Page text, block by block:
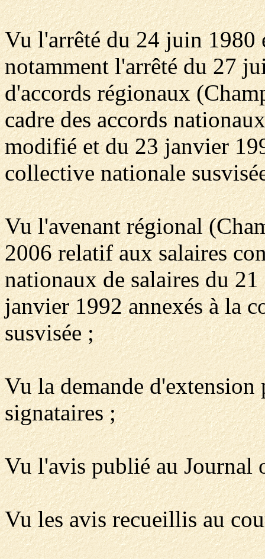
Vu l'arrêté du 24 juin 1980
notamment l'arrêté du 27
d'accords régionaux
cadre des accords
modifié et du 23 janvier
collective nationale
Vu l'avenant régional
2006 relatif aux salaires
nationaux de salaires du
janvier 1992 annexés à la
susvisée ;
Vu la demande d'extension
signataires ;
Vu l'avis publié au
Vu les avis recueillis au